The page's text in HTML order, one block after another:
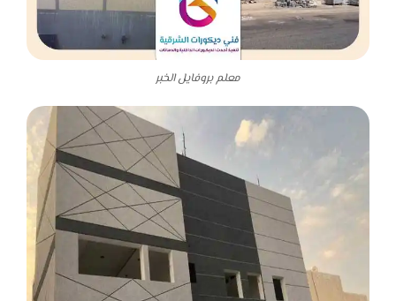
معلم بروفايل الخبر